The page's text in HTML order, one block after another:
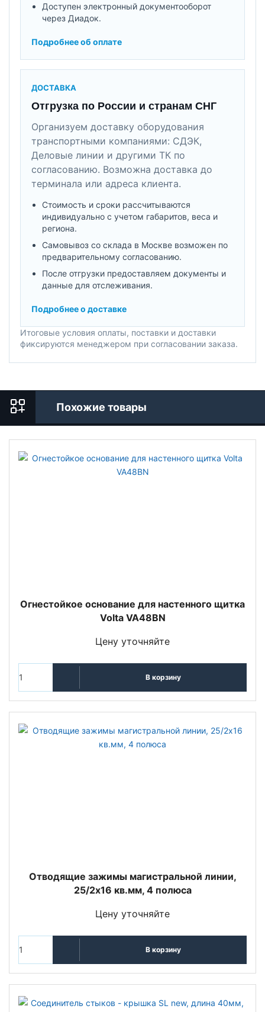
Доступен электронный документооборот
через Диадок.
Подробнее об оплате
ДОСТАВКА
Отгрузка по России и странам СНГ
Организуем доставку оборудования
транспортными компаниями: СДЭК,
Деловые линии и другими ТК по
согласованию. Возможна доставка до
терминала или адреса клиента.
Стоимость и сроки рассчитываются
индивидуально с учетом габаритов, веса и
региона.
Самовывоз со склада в Москве возможен по
предварительному согласованию.
После отгрузки предоставляем документы и
данные для отслеживания.
Подробнее о доставке
Итоговые условия оплаты, поставки и доставки
фиксируются менеджером при согласовании заказа.
Похожие товары
Огнестойкое основание для настенного щитка
Volta VA48BN
Цену уточняйте
В корзину
Отводящие зажимы магистральной линии,
25/2x16 кв.мм, 4 полюса
Цену уточняйте
В корзину